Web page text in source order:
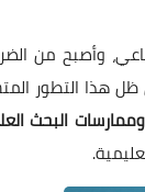
وأصبح من
هذا التطور
البحث